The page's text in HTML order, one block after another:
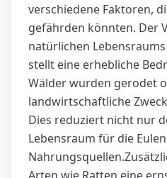
verschiedene Faktoren,
gefährden könnten. Der
natürlichen
stellt eine erhebliche
Wälder wurden gerodet
landwirtschaftliche
Dies reduziert nicht nur
Lebensraum für die